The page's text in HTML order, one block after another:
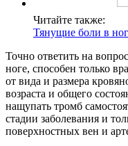
Читайте также:
Тянущие боли в
Точно ответить на
ноге, способен только
от вида и размера
возраста и общего
нащупать тромб
стадии заболевания и
поверхностных вен и